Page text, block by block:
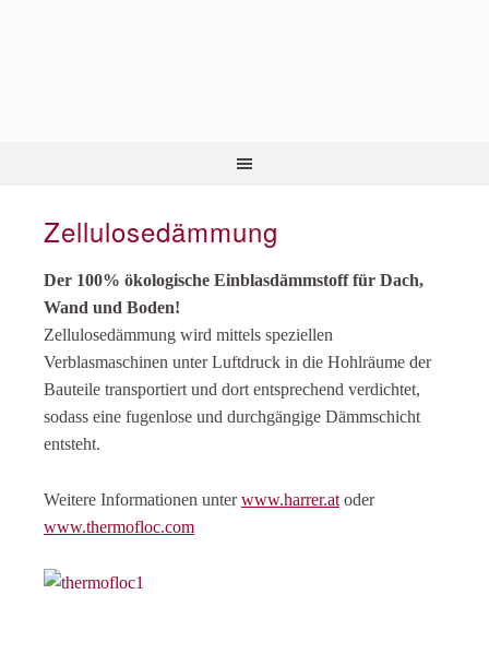
Zellulosedämmung
Der 100% ökologische Einblasdämmstoff für Dach,
Wand und Boden!
Zellulosedämmung wird mittels speziellen
Verblasmaschinen unter Luftdruck in die Hohlräume der
Bauteile transportiert und dort entsprechend verdichtet,
sodass eine fugenlose und durchgängige Dämmschicht
entsteht.
Weitere Informationen unterwww.harrer.at oder
www.thermofloc.com